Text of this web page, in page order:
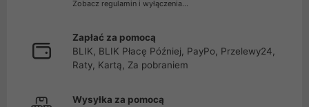
Zobacz regulamin i wyłączenia...
Zapłać za pomocą
BLIK, BLIK Płacę Później, PayPo, Przelewy24,
Raty, Kartą, Za pobraniem
Wysyłka za pomocą